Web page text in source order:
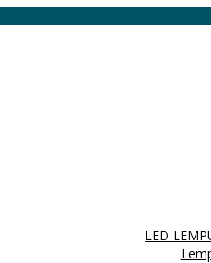
LED